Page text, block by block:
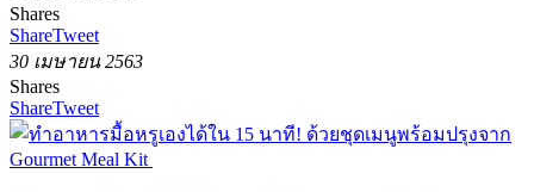
Shares
ShareTweet
30 เมษายน 2563
Shares
ShareTweet